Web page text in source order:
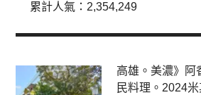
累計人氣： 2,354,249
高雄。美濃》阿
民料理。2024